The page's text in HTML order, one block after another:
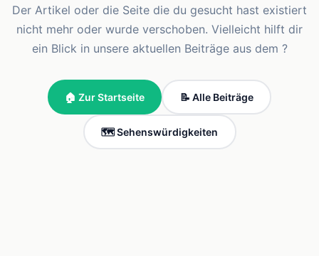
Der Artikel oder die Seite die du gesucht hast existiert
nicht mehr oder wurde verschoben. Vielleicht hilft dir
ein Blick in unsere aktuellen Beiträge aus dem ?
🏠 Zur Startseite 📝 Alle Beiträge
🗺️ Sehenswürdigkeiten